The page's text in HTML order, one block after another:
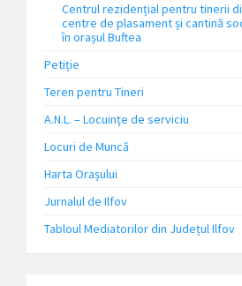
Centrul rezidențial pentru tinerii
centre de plasament și cantină
în orașul Buftea
Petiție
Teren pentru Tineri
A.N.L. – Locuinţe de serviciu
Locuri de Muncă
Harta Orașului
Jurnalul de Ilfov
Tabloul Mediatorilor din Județul Ilfov